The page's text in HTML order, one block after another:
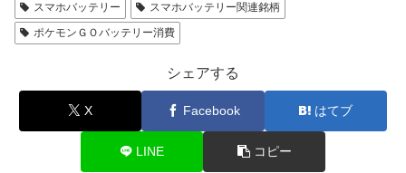
スマホバッテリー
スマホバッテリー関連銘柄
ポケモンＧＯバッテリー消費
シェアする
X Facebook はてブ
LINE コピー